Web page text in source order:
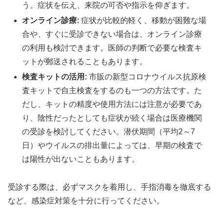
う。症状を伝え、来院の可否や指示を仰ぎます。
オンライン診療: 症状が比較的軽く、移動が困難な場
合や、すぐに受診できない場合は、オンライン診療
の利用も検討できます。医師の判断で必要な検査キ
ットが郵送されることもあります。
検査キットの活用: 市販の新型コロナウイルス抗原検
査キットで自主検査をするのも一つの方法です。た
だし、キットの精度や使用方法には注意が必要であ
り、陰性だったとしても症状が続く場合は医療機関
の受診を検討してください。潜伏期間（平均2～7
日）やウイルスの排出量によっては、早期の検査で
は陽性が出ないこともあります。
受診する際は、必ずマスクを着用し、手指消毒を徹底する
など、感染症対策を十分に行ってください。